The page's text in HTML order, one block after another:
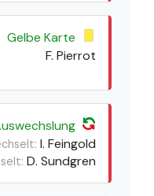
Gelbe Karte
F. Pierrot
I. Feingold
D. Sundgren